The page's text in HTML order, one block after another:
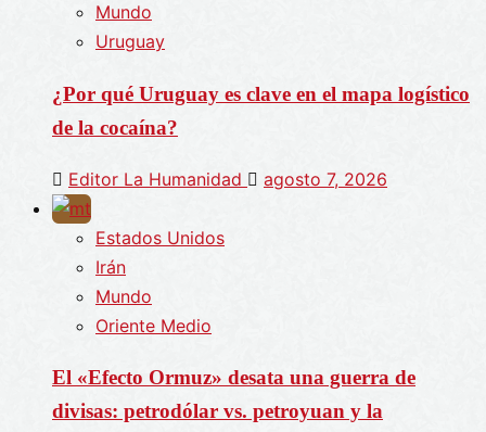
Mundo
Uruguay
¿Por qué Uruguay es clave en el mapa logístico
de la cocaína?
Editor La Humanidad agosto 7, 2026
Estados Unidos
Irán
Mundo
Oriente Medio
El «Efecto Ormuz» desata una guerra de
divisas: petrodólar vs. petroyuan y la